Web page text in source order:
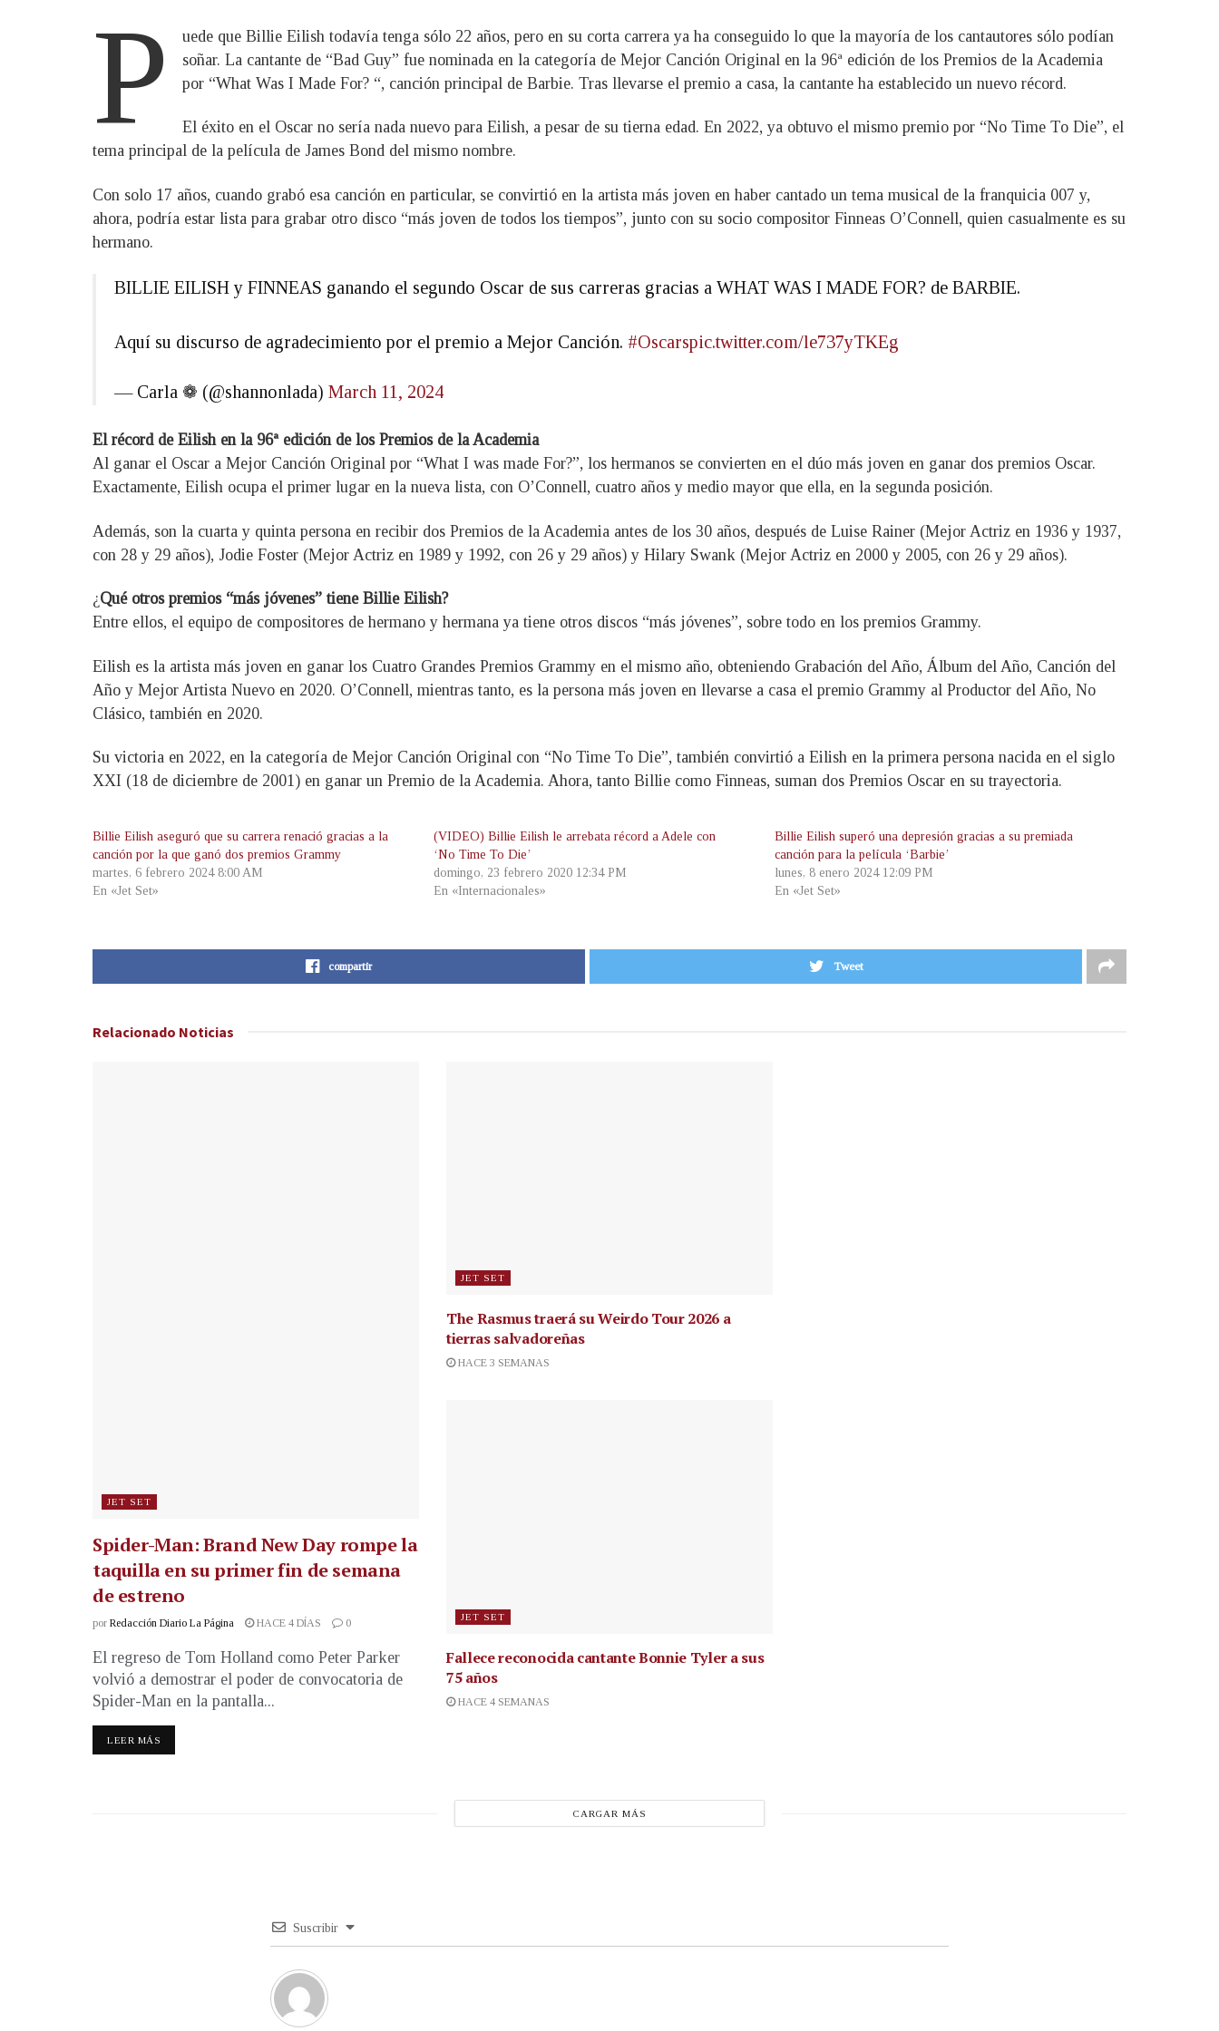
P
uede que Billie Eilish todavía tenga sólo 22 años, pero en su corta carrera ya ha conseguido lo que la mayoría de los cantautores sólo podían
soñar. La cantante de “Bad Guy” fue nominada en la categoría de Mejor Canción Original en la 96ª edición de los Premios de la Academia
por “What Was I Made For? “, canción principal de Barbie. Tras llevarse el premio a casa, la cantante ha establecido un nuevo récord.
El éxito en el Oscar no sería nada nuevo para Eilish, a pesar de su tierna edad. En 2022, ya obtuvo el mismo premio por “No Time To Die”, el
tema principal de la película de James Bond del mismo nombre.
Con solo 17 años, cuando grabó esa canción en particular, se convirtió en la artista más joven en haber cantado un tema musical de la franquicia 007 y,
ahora, podría estar lista para grabar otro disco “más joven de todos los tiempos”, junto con su socio compositor Finneas O’Connell, quien casualmente es su
hermano.
BILLIE EILISH y FINNEAS ganando el segundo Oscar de sus carreras gracias a WHAT WAS I MADE FOR? de BARBIE.
Aquí su discurso de agradecimiento por el premio a Mejor Canción. #Oscarspic.twitter.com/le737yTKEg
— Carla ❁ (@shannonlada) March 11, 2024
El récord de Eilish en la 96ª edición de los Premios de la Academia
Al ganar el Oscar a Mejor Canción Original por “What I was made For?”, los hermanos se convierten en el dúo más joven en ganar dos premios Oscar.
Exactamente, Eilish ocupa el primer lugar en la nueva lista, con O’Connell, cuatro años y medio mayor que ella, en la segunda posición.
Además, son la cuarta y quinta persona en recibir dos Premios de la Academia antes de los 30 años, después de Luise Rainer (Mejor Actriz en 1936 y 1937,
con 28 y 29 años), Jodie Foster (Mejor Actriz en 1989 y 1992, con 26 y 29 años) y Hilary Swank (Mejor Actriz en 2000 y 2005, con 26 y 29 años).
¿Qué otros premios “más jóvenes” tiene Billie Eilish?
Entre ellos, el equipo de compositores de hermano y hermana ya tiene otros discos “más jóvenes”, sobre todo en los premios Grammy.
Eilish es la artista más joven en ganar los Cuatro Grandes Premios Grammy en el mismo año, obteniendo Grabación del Año, Álbum del Año, Canción del
Año y Mejor Artista Nuevo en 2020. O’Connell, mientras tanto, es la persona más joven en llevarse a casa el premio Grammy al Productor del Año, No
Clásico, también en 2020.
Su victoria en 2022, en la categoría de Mejor Canción Original con “No Time To Die”, también convirtió a Eilish en la primera persona nacida en el siglo
XXI (18 de diciembre de 2001) en ganar un Premio de la Academia. Ahora, tanto Billie como Finneas, suman dos Premios Oscar en su trayectoria.
Billie Eilish aseguró que su carrera renació gracias a la
canción por la que ganó dos premios Grammy
martes, 6 febrero 2024 8:00 AM
En «Jet Set»
(VIDEO) Billie Eilish le arrebata récord a Adele con
‘No Time To Die’
domingo, 23 febrero 2020 12:34 PM
En «Internacionales»
Billie Eilish superó una depresión gracias a su premiada
canción para la película ‘Barbie’
lunes, 8 enero 2024 12:09 PM
En «Jet Set»
compartir Tweet
Relacionado Noticias
JET SET
Spider-Man: Brand New Day rompe la
taquilla en su primer fin de semana
de estreno
por Redacción Diario La Página HACE 4 DÍAS 0
El regreso de Tom Holland como Peter Parker
volvió a demostrar el poder de convocatoria de
Spider-Man en la pantalla...
LEER MÁS
JET SET
The Rasmus traerá su Weirdo Tour 2026 a
tierras salvadoreñas
HACE 3 SEMANAS
JET SET
Fallece reconocida cantanteBonnie Tyler a sus
75 años
HACE 4 SEMANAS
CARGAR MÁS
Suscribir